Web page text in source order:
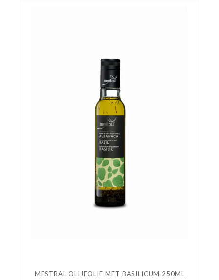
MESTRAL OLIJFOLIE MET BASILICUM 250ML